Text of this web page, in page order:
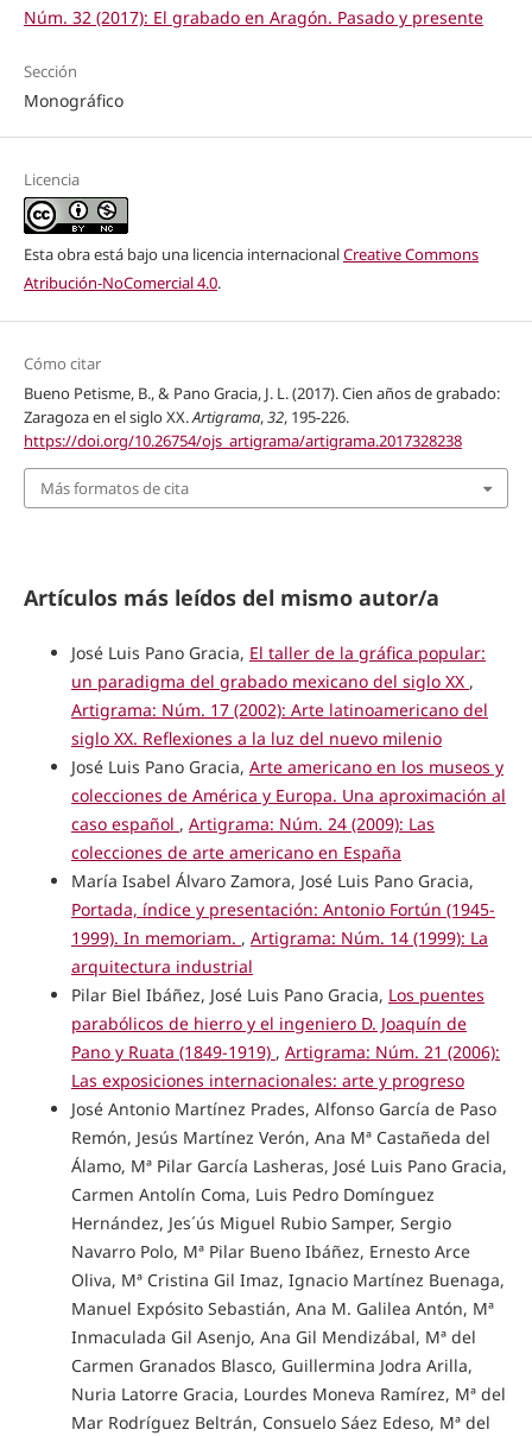
Núm. 32 (2017): El grabado en Aragón. Pasado y presente
Sección
Monográfico
Licencia
Esta obra está bajo una licencia internacionalCreative Commons
Atribución-NoComercial 4.0.
Cómo citar
Bueno Petisme, B., & Pano Gracia, J. L. (2017). Cien años de grabado:
Zaragoza en el siglo XX.Artigrama,32, 195-226.
https://doi.org/10.26754/ojs_artigrama/artigrama.2017328238
Más formatos de cita
Artículos más leídos del mismo autor/a
José Luis Pano Gracia, El taller de la gráfica popular:
un paradigma del grabado mexicano del siglo XX ,
Artigrama: Núm. 17 (2002): Arte latinoamericano del
siglo XX. Reflexiones a la luz del nuevo milenio
José Luis Pano Gracia, Arte americano en los museos y
colecciones de América y Europa. Una aproximación al
caso español , Artigrama: Núm. 24 (2009): Las
colecciones de arte americano en España
María Isabel Álvaro Zamora, José Luis Pano Gracia,
Portada, índice y presentación: Antonio Fortún (1945-
1999). In memoriam. , Artigrama: Núm. 14 (1999): La
arquitectura industrial
Pilar Biel Ibáñez, José Luis Pano Gracia, Los puentes
parabólicos de hierro y el ingeniero D. Joaquín de
Pano y Ruata (1849-1919) , Artigrama: Núm. 21 (2006):
Las exposiciones internacionales: arte y progreso
José Antonio Martínez Prades, Alfonso García de Paso
Remón, Jesús Martínez Verón, Ana Mª Castañeda del
Álamo, Mª Pilar García Lasheras, José Luis Pano Gracia,
Carmen Antolín Coma, Luis Pedro Domínguez
Hernández, Jes´ús Miguel Rubio Samper, Sergio
Navarro Polo, Mª Pilar Bueno Ibáñez, Ernesto Arce
Oliva, Mª Cristina Gil Imaz, Ignacio Martínez Buenaga,
Manuel Expósito Sebastián, Ana M. Galilea Antón, Mª
Inmaculada Gil Asenjo, Ana Gil Mendizábal, Mª del
Carmen Granados Blasco, Guillermina Jodra Arilla,
Nuria Latorre Gracia, Lourdes Moneva Ramírez, Mª del
Mar Rodríguez Beltrán, Consuelo Sáez Edeso, Mª del